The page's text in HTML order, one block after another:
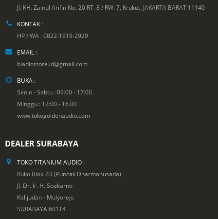
Jl. KH. Zainul Arifin No. 20 RT. 8 / RW. 7, Krukut. JAKARTA BARAT 11140
KONTAK :
HP / WA : 0822-1919-2929
EMAIL :
bladiostore.id@gmail.com
BUKA :
Senin - Sabtu : 09:00 - 17:00
Minggu : 12:00 - 16.00
www.tokogoldenaudio.com
DEALER SURABAYA
TOKO TITANIUM AUDIO :
Ruko Blok 7D (Puncak Dharmahusada)
Jl. Dr. Ir. H. Soekarno
Kalijudan - Mulyorejo
SURABAYA 60114